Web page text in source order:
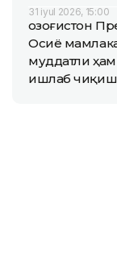
31 iyul 2026, 15:00
Қозоғистон
Осиё
муддатли
ишлаб